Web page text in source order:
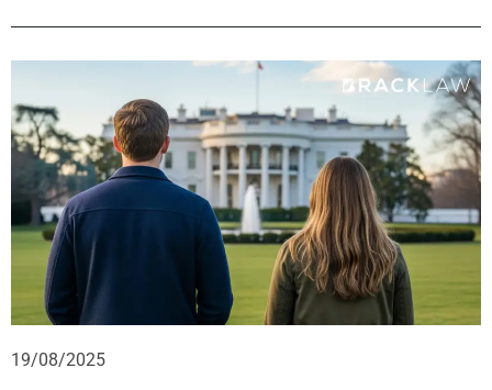
19/08/2025